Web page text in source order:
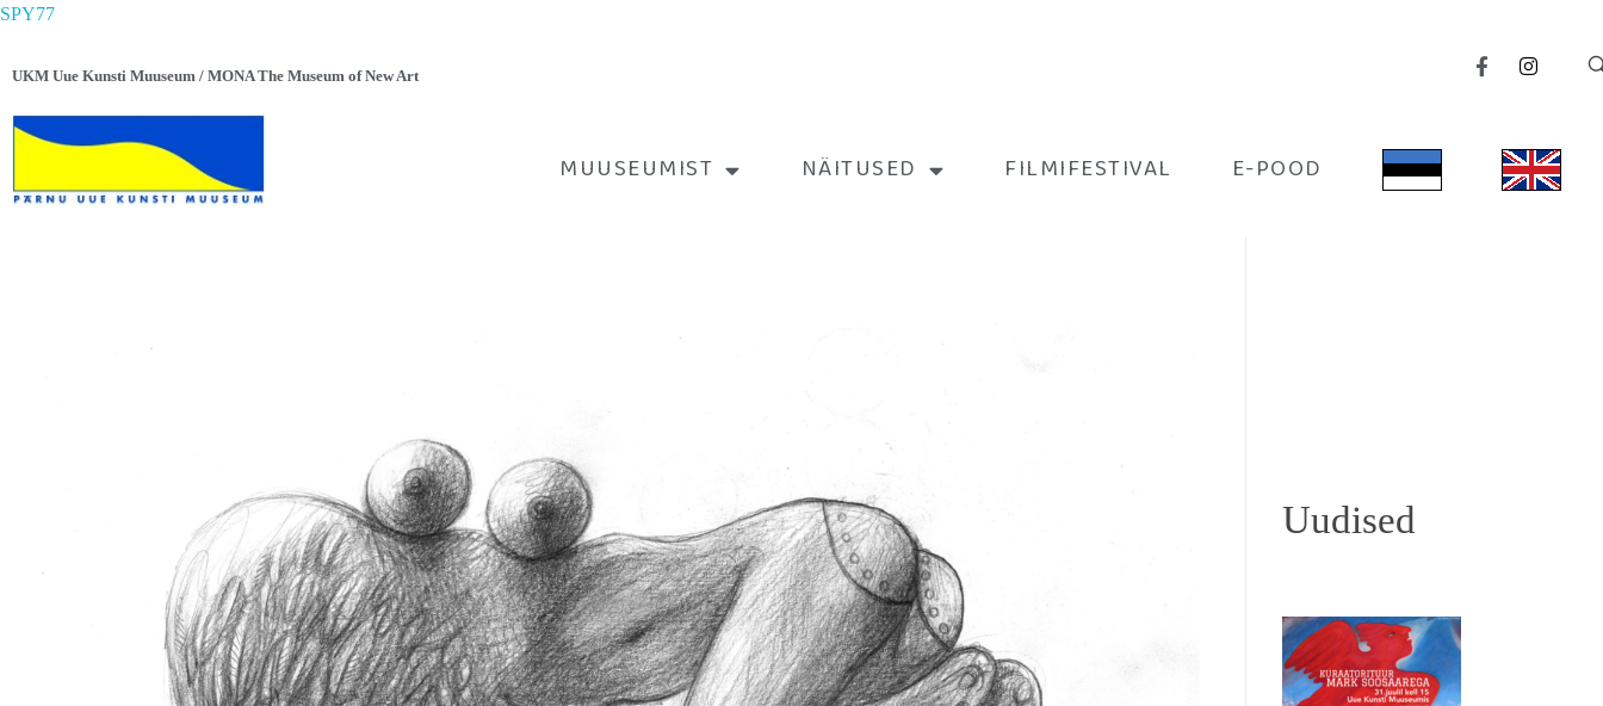
SPY77
UKM Uue Kunsti Muuseum / MONA The Museum of New Art
MUUSEUMIST NÄITUSED FILMIFESTIVAL E-POOD
Uudised